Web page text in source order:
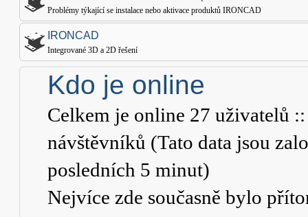
Problémy týkající se instalace nebo aktivace produktů IRONCAD
IRONCAD
Integrované 3D a 2D řešení
Kdo je online
Celkem je online 27 uživatelů
návštěvníků (Tato data jsou
posledních 5 minut)
Nejvíce zde současně bylo